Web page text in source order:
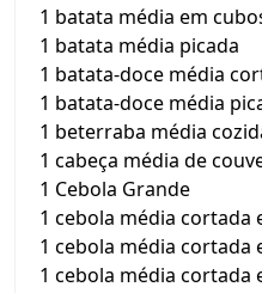
1 batata média em
1 batata média picada
1 batata-doce média
1 batata-doce média
1 beterraba média
1 cabeça média de
1 Cebola Grande
1 cebola média cortada
1 cebola média cortada
1 cebola média cortada